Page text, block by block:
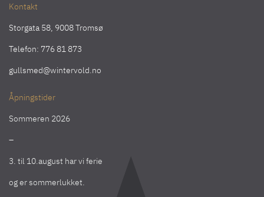
Kontakt
Storgata 58, 9008 Tromsø
Telefon: 776 81 873
gullsmed@wintervold.no
Åpningstider
Sommeren 2026
–
3. til 10.august har vi ferie
og er sommerlukket.